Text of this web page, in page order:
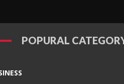
POPURAL